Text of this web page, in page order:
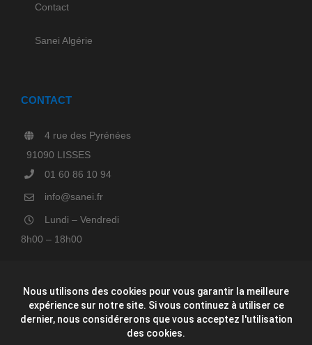
Nous utilisons des cookies pour vous garantir la meilleure
expérience sur notre site. Si vous continuez à utiliser ce
dernier, nous considérerons que vous acceptez l'utilisation
des cookies.
Contact
Sanei Algérie
CONTACT
4 rue des Pyrénées
91090 LISSES
01 60 86 10 94
info@sanei.fr
Lundi – Vendredi
8h00 – 18h00